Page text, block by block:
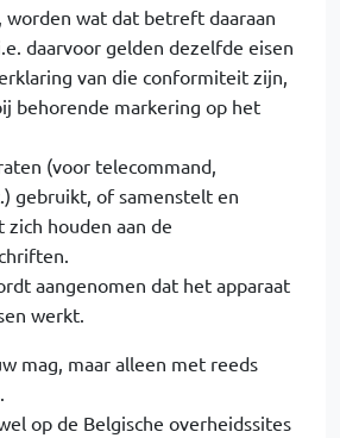
worden wat dat betreft daaraan
daarvoor gelden dezelfde eisen
van die conformiteit zijn,
behorende markering op het
(voor telecommand,
gebruikt, of samenstelt en
houden aan de
aangenomen dat het apparaat
werkt.
mag, maar alleen met reeds
op de Belgische overheidssites